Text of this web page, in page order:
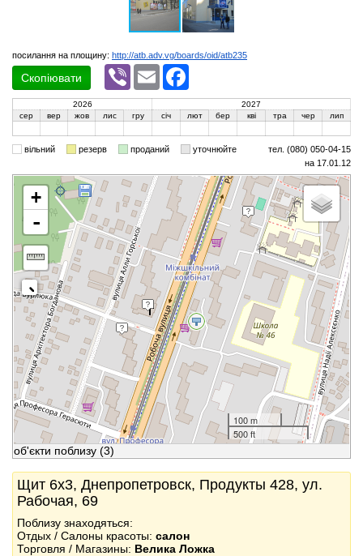
посилання на площину: http://atb.adv.vg/boards/oid/atb235
Скопіювати
Viber Email
2026
2027
сер
вер жов лис гру січ лют бер кві тра чер лип
вільний резерв проданий уточнюйте
тел. (080) 050-04-15
на 17.01.12
+
-
100 m
500 ft
об'єкти поблизу (3)
Щит 6x3, Днепропетровск, Продукты 428, ул.
Рабочая, 69
Поблизу знаходяться:
Отдых / Салоны красоты: салон
Торговля / Магазины: Велика Ложка